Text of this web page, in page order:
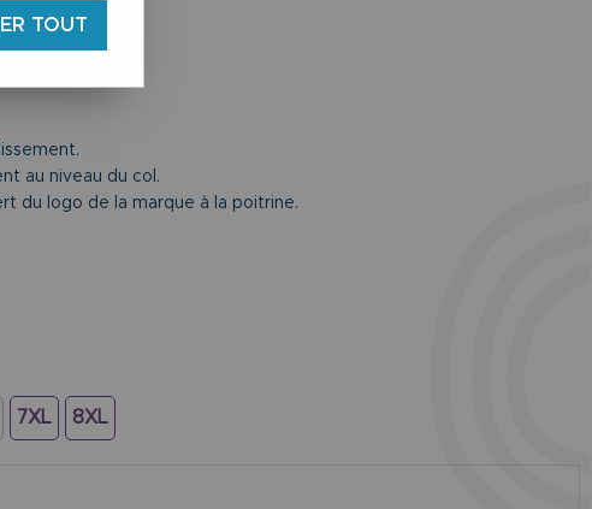
au niveau du col.
du logo de la marque à la poitrine.
7XL 8XL
TOUT